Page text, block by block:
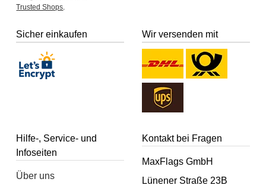
Trusted Shops.
Sicher einkaufen Wir versenden mit
Hilfe-, Service- und
Infoseiten
Über uns
Kontakt bei Fragen
MaxFlags GmbH
Lünener Straße 23B